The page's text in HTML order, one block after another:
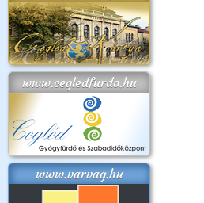
www.cegledfurdo.hu
www.varvag.hu